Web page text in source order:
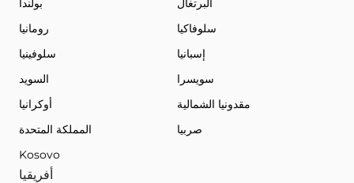
رومانيا
سلوفاكيا
سلوفينيا
إسبانيا
السويد
سويسرا
أوكرانيا
مقدونيا الشمالية
المملكة المتحدة
صربيا
Kosovo
أفريقيا